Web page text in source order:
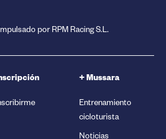
por RPM Racing S.L.
+ Mussara
Entrenamiento
cicloturista